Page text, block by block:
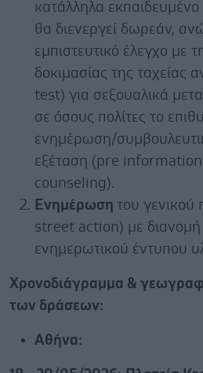
κατάλληλα
θα διενεργεί δωρεάν,
εμπιστευτικό έλεγχο με
δοκιμασίας της ταχείας
test) για σεξουαλικά
σε όσους πολίτες το
ενημέρωση/
εξέταση (pre
counseling).
Ενημέρωση του
street action) με
ενημερωτικού έντυπου
Χρονοδιάγραμμα &
των δράσεων:
Αθήνα: